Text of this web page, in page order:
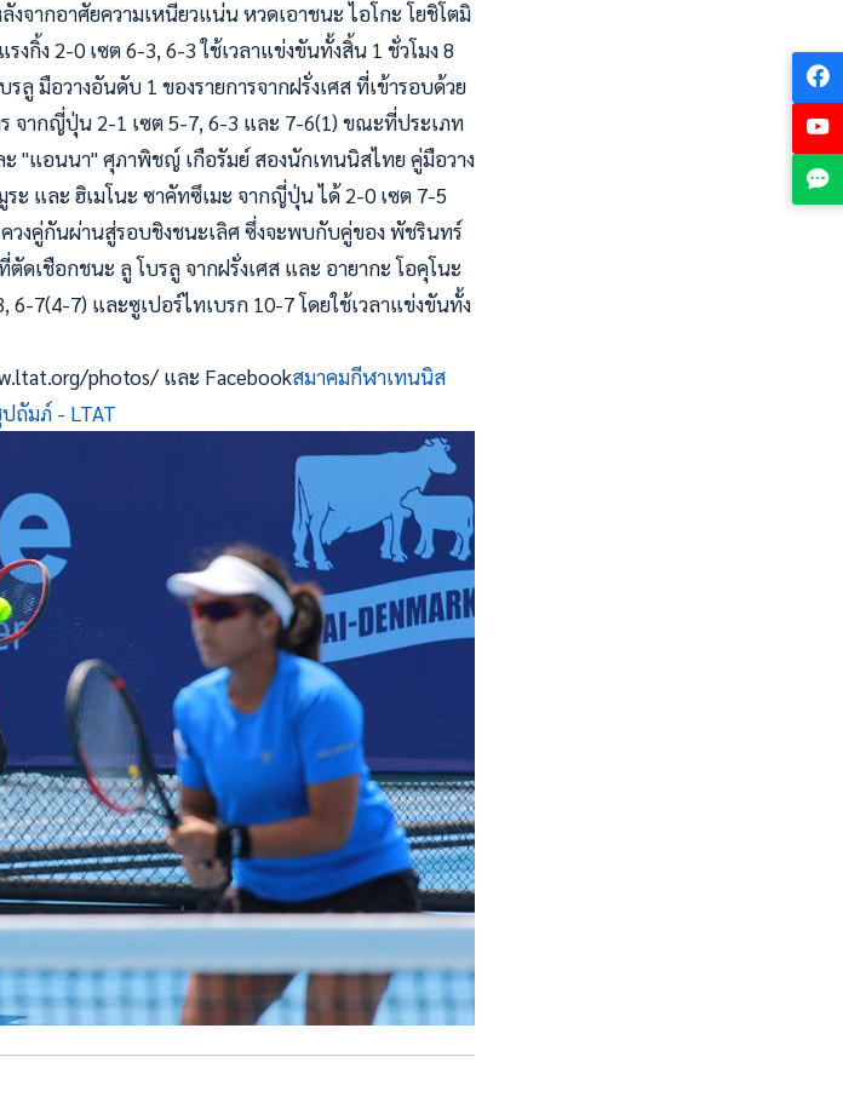
จากอาศัยความเหนียวแน่น หวดเอาชนะ ไอโกะ โยชิโตมิ
ง 2-0 เซต 6-3, 6-3 ใช้เวลาแข่งขันทั้งสิ้น 1 ชั่วโมง 8
มือวางอันดับ 1 ของรายการจากฝรั่งเศส ที่เข้ารอบด้วย
ร จากญี่ปุ่น 2-1 เซต 5-7, 6-3 และ 7-6(1) ขณะที่ประเภท
"แอนนา" ศุภาพิชญ์ เกือรัมย์ สองนักเทนนิสไทย คู่มือวาง
ะ และ ฮิเมโนะ ซาคัทซึเมะ จากญี่ปุ่น ได้ 2-0 เซต 7-5
วงคู่กันผ่านสู่รอบชิงชนะเลิศ ซึ่งจะพบกับคู่ของ พัชรินทร์
เชือกชนะ ลู โบรลู จากฝรั่งเศส และ อายากะ โอคุโนะ
6-7(4-7) และซูเปอร์ไทเบรก 10-7 โดยใช้เวลาแข่งขันทั้ง
photos/ และ Facebookสมาคมกีฬาเทนนิส
ถัมภ์ - LTAT